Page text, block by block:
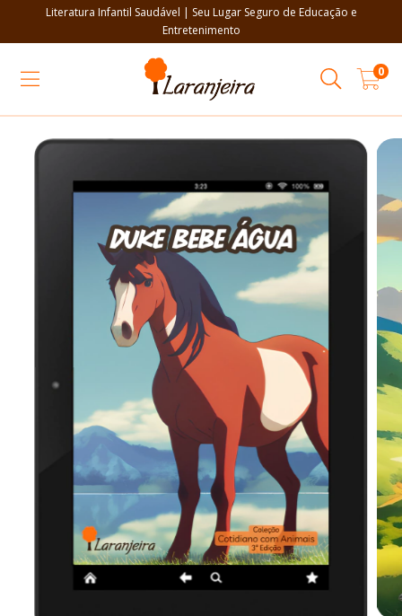
Literatura Infantil Saudável | Seu Lugar Seguro de Educação e
Entretenimento
0